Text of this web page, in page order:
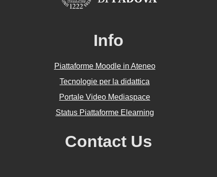
Info
Piattaforme Moodle in Ateneo
Tecnologie per la didattica
Portale Video Mediaspace
Status Piattaforme Elearning
Contact Us